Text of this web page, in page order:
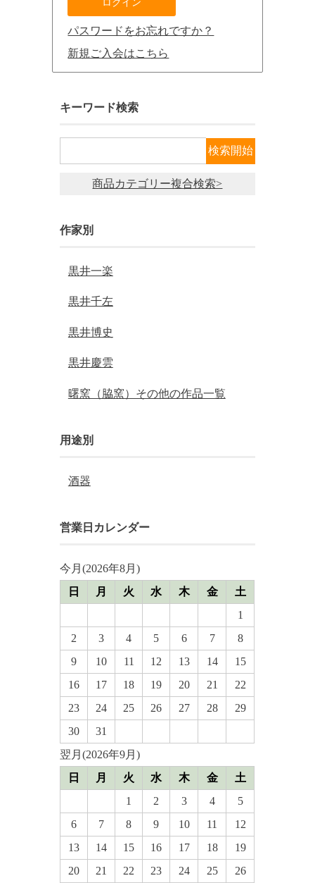
パスワードをお忘れですか？
新規ご入会はこちら
キーワード検索
商品カテゴリー複合検索>
作家別
黒井一楽
黒井千左
黒井博史
黒井慶雲
曙窯（脇窯）その他の作品一覧
用途別
酒器
営業日カレンダー
今月(2026年8月)
日
月 火 水 木 金
土
1
2
3 4 5 6 7
8
9
10 11 12 13 14
15
16
17 18 19 20 21
22
23
24 25 26 27 28
29
30
31
翌月(2026年9月)
日
月 火 水 木 金
土
1
2 3 4
5
6
7 8 9 10 11
12
13
14 15 16 17 18
19
20
21 22 23 24 25
26